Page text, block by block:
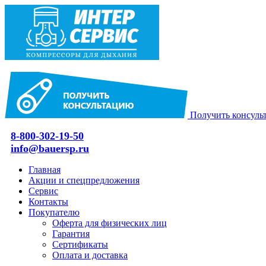
Получить
8-800-302-19-50
info@bauersp.ru
Главная
Акции и спецпредложения
Сервис
Контакты
Покупателю
Оферта для физических лиц
Гарантия
Сертификаты
Оплата и доставка